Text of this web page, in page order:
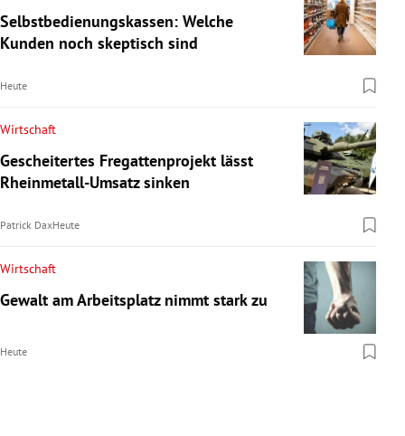
Selbstbedienungskassen: Welche
Kunden noch skeptisch sind
Heute
Wirtschaft
Gescheitertes Fregattenprojekt lässt
Rheinmetall-Umsatz sinken
Patrick DaxHeute
Wirtschaft
Gewalt am Arbeitsplatz nimmt stark zu
Heute